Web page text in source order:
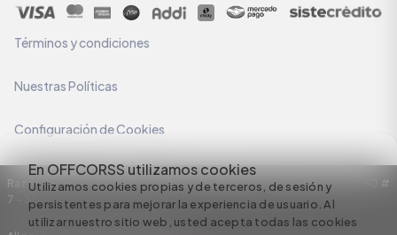
En OFFCORSS utilizamos cookies
Utilizamos cookies propias y de terceros, de sesión y
persistentes para mejorar la experiencia de usuario. Al
utilizar nuestro sitio web, usted acepta todas las cookies
Términos y condiciones
Nuestras Políticas
Configuración de Cookies
Razón Social: C.I HERMECO S.A. NIT: 890924167-6 Dirección: Carrera 50 #
7 – 35